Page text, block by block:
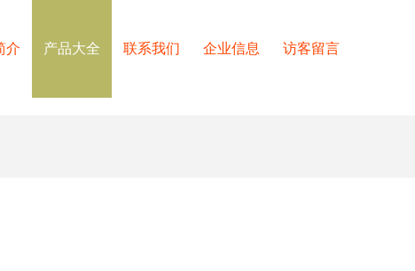
介 产品大全 联系我们 企业信息 访客留言